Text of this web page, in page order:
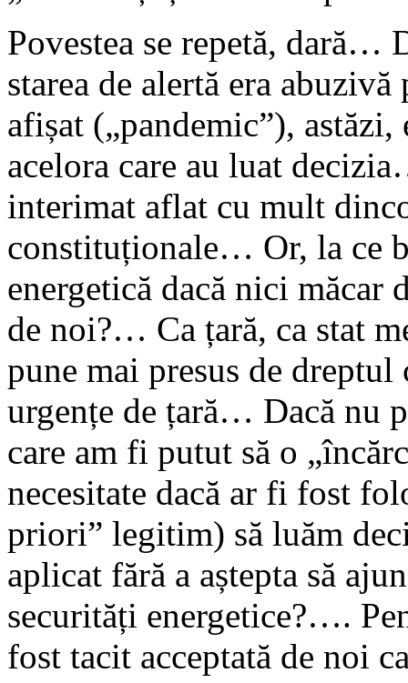
Povestea se repetă, dară…
starea de alertă era
afișat („pandemic”),
acelora care au luat
interimat aflat cu mult
constituționale… Or, la ce
energetică dacă nici măcar
de noi?… Ca țară, ca stat
pune mai presus de
urgențe de țară… Dacă nu
care am fi putut să o
necesitate dacă ar fi fost
priori” legitim) să luăm
aplicat fără a aștepta să
securități energetice?….
fost tacit acceptată de noi